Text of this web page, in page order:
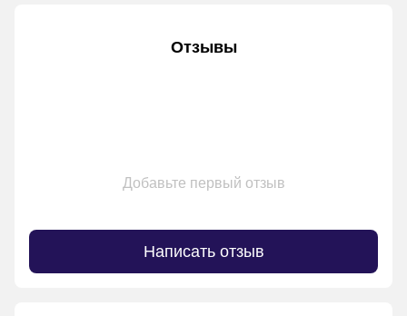
Отзывы
Добавьте первый отзыв
Написать отзыв